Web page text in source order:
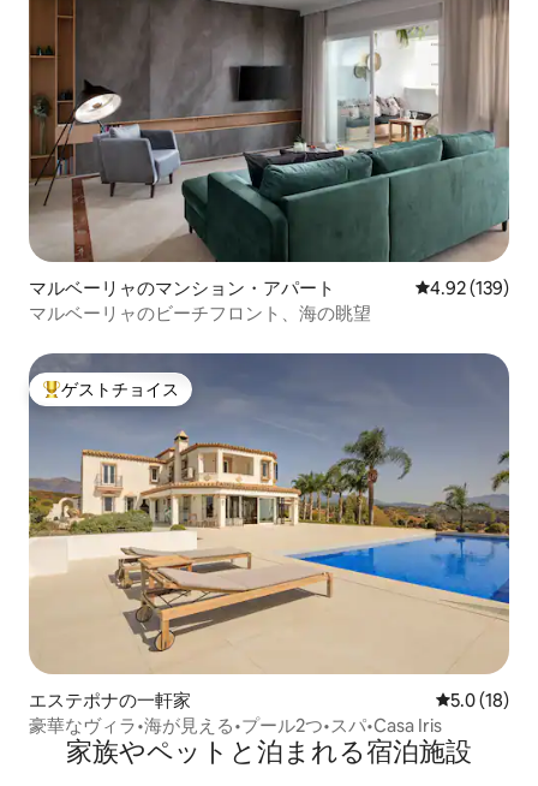
マルベーリャのマンション・アパート レビュー139
4.92 (139)
マルベーリャのビーチフロント、海の眺望
大好評のゲストチョイスです。
ゲストチョイス
エステポナの一軒家 レビュー18
5.0 (18)
豪華なヴィラ•海が見える•プール2つ•スパ•Casa Iris
家族やペットと泊まれる宿泊施設